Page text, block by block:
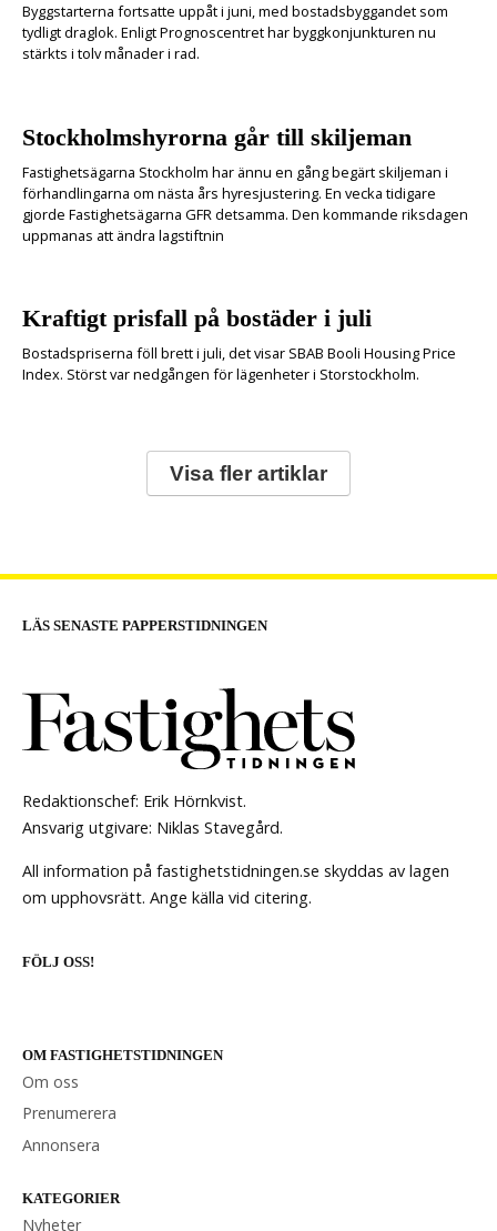
Byggstarterna fortsatte uppåt i juni, med bostadsbyggandet som
tydligt draglok. Enligt Prognoscentret har byggkonjunkturen nu
stärkts i tolv månader i rad.
Stockholmshyrorna går till skiljeman
Fastighetsägarna Stockholm har ännu en gång begärt skiljeman i
förhandlingarna om nästa års hyresjustering. En vecka tidigare
gjorde Fastighetsägarna GFR detsamma. Den kommande riksdagen
uppmanas att ändra lagstiftnin
Kraftigt prisfall på bostäder i juli
Bostadspriserna föll brett i juli, det visar SBAB Booli Housing Price
Index. Störst var nedgången för lägenheter i Storstockholm.
Visa fler artiklar
Redaktionschef: Erik Hörnkvist.
Ansvarig utgivare: Niklas Stavegård.
All information på fastighetstidningen.se skyddas av lagen
om upphovsrätt. Ange källa vid citering.
FÖLJ OSS!
OM FASTIGHETSTIDNINGEN
Om oss
Prenumerera
Annonsera
KATEGORIER
Nyheter
LÄS SENASTE PAPPERSTIDNINGEN